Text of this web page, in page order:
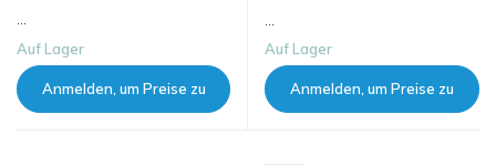
...
Auf Lager
Anmelden, um Preise zu
Auf Lager
Anmelden, um Preise zu